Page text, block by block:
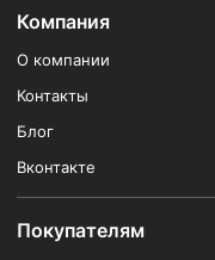
Компания
О компании
Контакты
Блог
Вконтакте
Покупателям